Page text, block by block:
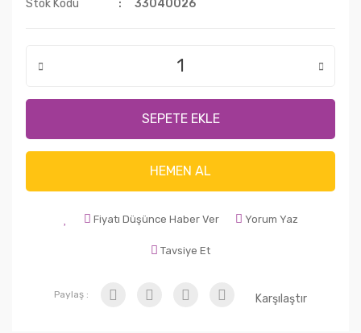
Stok Kodu
33040026
SEPETE EKLE
HEMEN AL
Fiyatı Düşünce Haber Ver Yorum Yaz
Tavsiye Et
Paylaş : Karşılaştır